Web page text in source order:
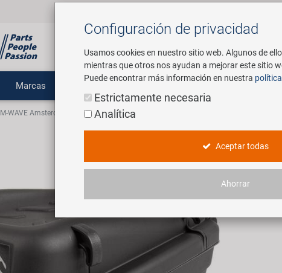
Marcas Servicio
M-WAVE Amsterdam Easy Box S-M portador superior
Configuración de privacidad
Usamos cookies en nuestro sitio web. Algunos de
mientras que otros nos ayudan a mejorar este sitio
Puede encontrar más información en nuestra
Estrictamente necesaria
Analítica
Aceptar todas
Ahorrar